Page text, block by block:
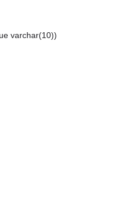
varchar(10))